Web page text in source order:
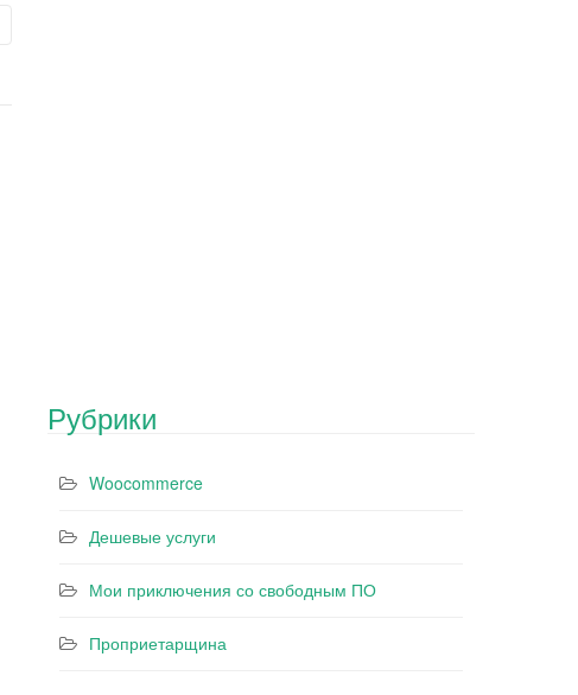
Рубрики
Woocommerce
Дешевые услуги
Мои приключения со свободным ПО
Проприетарщина